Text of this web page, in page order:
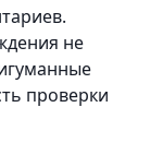
не
проверки